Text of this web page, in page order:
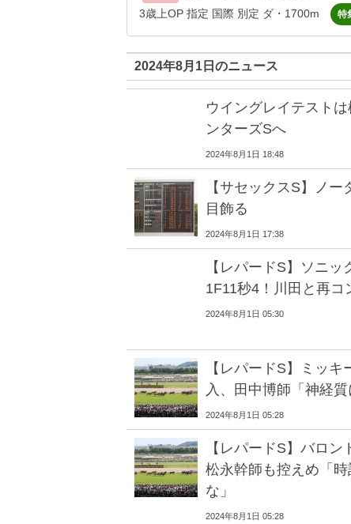
3歳上OP 指定 国際 別定 ダ・1700m 特
2024年8月1日のニュース
ウイングレイテスト
ンターズSへ
2024年8月1日 18:48
【サセックスS】ノ
目飾る
2024年8月1日 17:38
【レパードS】ソニ
1F11秒4！川田と再
2024年8月1日 05:30
【レパードS】ミッ
入、田中博師「神経質
2024年8月1日 05:28
【レパードS】バロ
松永幹師も控えめ「
な」
2024年8月1日 05:28